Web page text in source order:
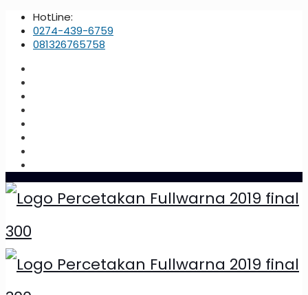
HotLine:
0274-439-6759
081326765758